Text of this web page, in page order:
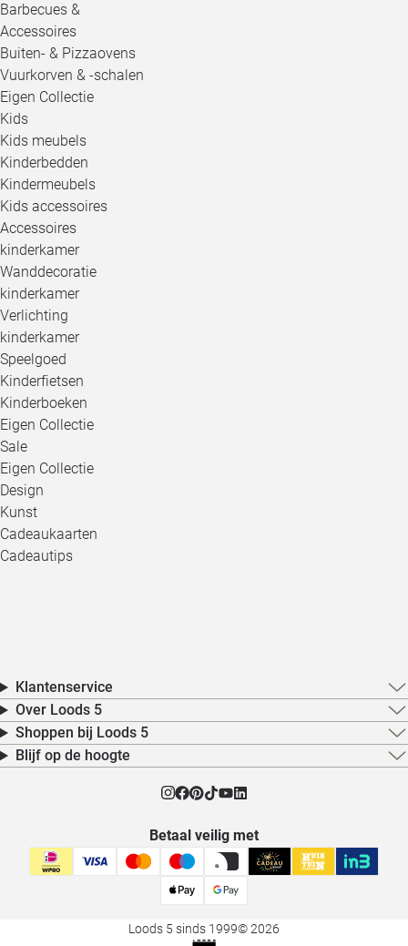
Barbecues &
Accessoires
Buiten- & Pizzaovens
Vuurkorven & -schalen
Eigen Collectie
Kids
Kids meubels
Kinderbedden
Kindermeubels
Kids accessoires
Accessoires
kinderkamer
Wanddecoratie
kinderkamer
Verlichting
kinderkamer
Speelgoed
Kinderfietsen
Kinderboeken
Eigen Collectie
Sale
Eigen Collectie
Design
Kunst
Cadeaukaarten
Cadeautips
Klantenservice
Over Loods 5
Shoppen bij Loods 5
Blijf op de hoogte
Betaal veilig met
Loods 5 sinds 1999© 2026